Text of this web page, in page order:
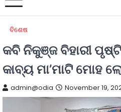
ବିଶେଷ
କବି ନିକୁଞ୍ଜ ବିହାରୀ
କାବ୍ୟ ମା’ମାଟି ମୋହ
admin@odia November 19,